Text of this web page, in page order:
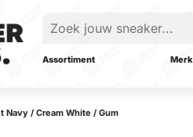
Assortiment
Navy / Cream White / Gum